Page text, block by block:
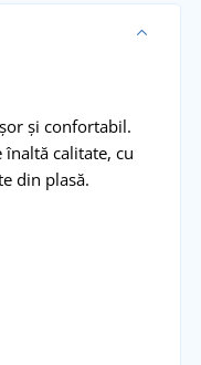
și confortabil.
calitate, cu
din plasă.